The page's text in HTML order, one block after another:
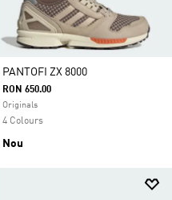
PANTOFI ZX 8000
RON 650.00
Originals
4 Colours
Nou